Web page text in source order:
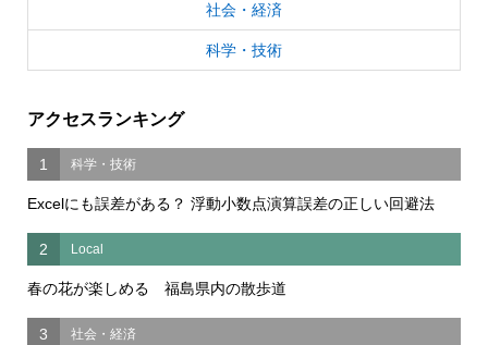
社会・経済
科学・技術
アクセスランキング
1 科学・技術
Excelにも誤差がある？ 浮動小数点演算誤差の正しい回避法
2 Local
春の花が楽しめる 福島県内の散歩道
3 社会・経済